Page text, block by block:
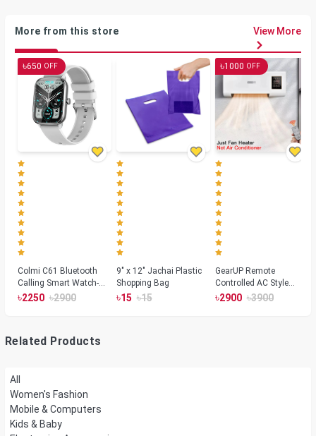
More from this store View More
৳650 OFF
Colmi C61 Bluetooth
Calling Smart Watch-
Silver Color
৳2250 ৳2900
9" x 12" Jachai Plastic
Shopping Bag
৳15 ৳15
৳1000 OFF
GearUP Remote
Controlled AC Style
Room Heater 1800
৳2900 ৳3900
Related Products
All
Women's Fashion
Mobile & Computers
Kids & Baby